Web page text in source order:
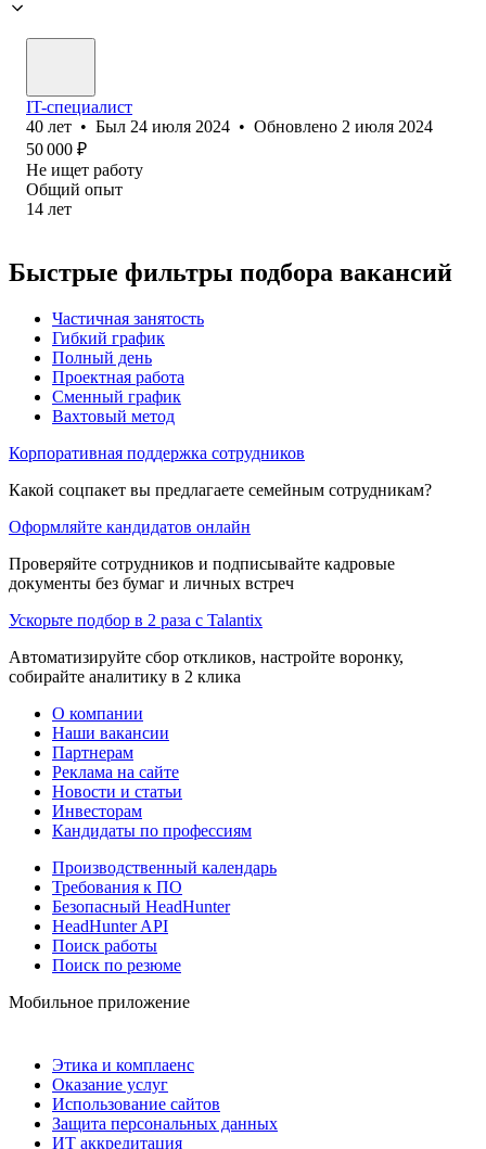
IT-специалист
40 лет • Был 24 июля 2024 • Обновлено 2 июля 2024
50 000 ₽
Не ищет работу
Общий опыт
14 лет
Быстрые фильтры подбора вакансий
Частичная занятость
Гибкий график
Полный день
Проектная работа
Сменный график
Вахтовый метод
Корпоративная поддержка сотрудников
Какой соцпакет вы предлагаете семейным сотрудникам?
Оформляйте кандидатов онлайн
Проверяйте сотрудников и подписывайте кадровые
документы без бумаг и личных встреч
Ускорьте подбор в 2 раза с Talantix
Автоматизируйте сбор откликов, настройте воронку,
собирайте аналитику в 2 клика
О компании
Наши вакансии
Партнерам
Реклама на сайте
Новости и статьи
Инвесторам
Кандидаты по профессиям
Производственный календарь
Требования к ПО
Безопасный HeadHunter
HeadHunter API
Поиск работы
Поиск по резюме
Мобильное приложение
Этика и комплаенс
Оказание услуг
Использование сайтов
Защита персональных данных
ИТ аккредитация